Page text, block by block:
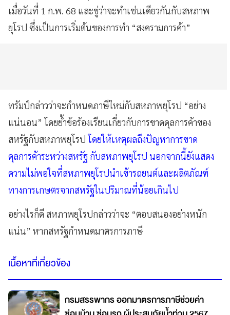
เมื่อวันที่ 1 ก.พ. 68 และขู่ว่าจะทำเช่นเดียวกันกับสหภาพ
ยุโรป ซึ่งเป็นการเริ่มต้นของการทำ “สงครามการค้า”
ทรัมป์กล่าวว่าจะกำหนดภาษีใหม่กับสหภาพยุโรป “อย่าง
แน่นอน” โดยย้ำข้อร้องเรียนเกี่ยวกับการขาดดุลการค้าของ
สหรัฐกับสหภาพยุโรปโดยให้เหตุผลถึงปัญหาการขาด
ดุลการค้าระหว่างสหรัฐ กับสหภาพยุโรป นอกจากนี้ยังแสดง
ความไม่พอใจที่สหภาพยุโรปนำเข้ารถยนต์และผลิตภัณฑ์
ทางการเกษตรจากสหรัฐในปริมาณที่น้อยเกินไป
อย่างไรก็ดี สหภาพยุโรปกล่าวว่าจะ “ตอบสนองอย่างหนัก
แน่น” หากสหรัฐกำหนดมาตรการภาษี
เนื้อหาที่เกี่ยวข้อง
กรมสรรพากร ออกมาตรการภาษีช่วยค่า